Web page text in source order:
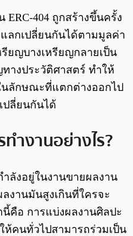
ERC-404 ถูกสร้างขึ้นครั้ง
ลกเปลี่ยนกันได้ตามมูลค่า
ยญบางเหรียญกลายเป็น
างประวัติศาสตร์ ทําให้
ลักษณะที่แตกต่างออกไป
ปลี่ยนกันได้
ำงานอย่างไร?
ลังอยู่ในงานขายผลงาน
งานมันสูงเกินที่ใครจะ
คือ การแบ่งผลงานศิลปะ
ห้คนทั่วไปสามารถร่วมเป็น